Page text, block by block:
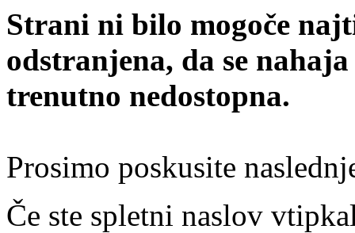
Strani ni bilo mogoče
odstranjena, da se
trenutno nedostopna.
Prosimo poskusite
Če ste spletni naslov